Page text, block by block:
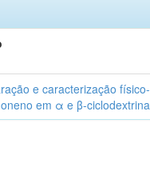
e caracterização
em α e β-ciclodextrina